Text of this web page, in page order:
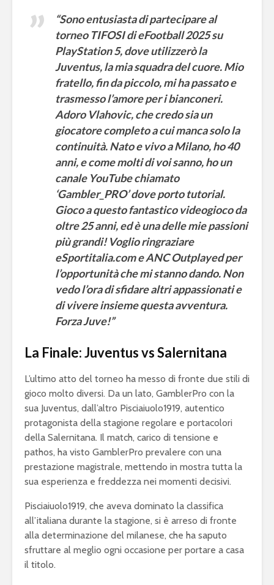
“Sono entusiasta di partecipare al
torneo TIFOSI di eFootball 2025 su
PlayStation 5, dove utilizzerò la
Juventus, la mia squadra del cuore. Mio
fratello, fin da piccolo, mi ha passato e
trasmesso l’amore per i bianconeri.
Adoro Vlahovic, che credo sia un
giocatore completo a cui manca solo la
continuità. Nato e vivo a Milano, ho 40
anni, e come molti di voi sanno, ho un
canale YouTube chiamato
‘Gambler_PRO’ dove porto tutorial.
Gioco a questo fantastico videogioco da
oltre 25 anni, ed è una delle mie passioni
più grandi! Voglio ringraziare
eSportitalia.com e ANC Outplayed per
l’opportunità che mi stanno dando. Non
vedo l’ora di sfidare altri appassionati e
di vivere insieme questa avventura.
Forza Juve!”
La Finale: Juventus vs Salernitana
L’ultimo atto del torneo ha messo di fronte due stili di
gioco molto diversi. Da un lato, GamblerPro con la
sua Juventus, dall’altro Pisciaiuolo1919, autentico
protagonista della stagione regolare e portacolori
della Salernitana. Il match, carico di tensione e
pathos, ha visto GamblerPro prevalere con una
prestazione magistrale, mettendo in mostra tutta la
sua esperienza e freddezza nei momenti decisivi.
Pisciaiuolo1919, che aveva dominato la classifica
all’italiana durante la stagione, si è arreso di fronte
alla determinazione del milanese, che ha saputo
sfruttare al meglio ogni occasione per portare a casa
il titolo.
eFootball è il gioco
perfetto: Cross-
Platform, Cross-
Gen, Free-to-play.
L’Atalanta eSports
schiera la sua
squadra per la
eFootball 2024: a
v4.0.0, ma non sarà
eFootball 2025
del 7
Ecco le
Mondiali di
Fortnite: Bugha
vince 3 milioni di
dollari
FIFA
100mila